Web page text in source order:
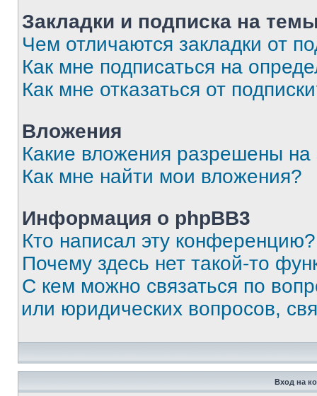
Закладки и подписка на
Чем отличаются закладки от
Как мне подписаться на
Как мне отказаться от
Вложения
Какие вложения разрешены
Как мне найти мои вложения?
Информация о phpBB3
Кто написал эту конференцию?
Почему здесь нет такой-то
С кем можно связаться по
или юридических вопросов,
Вход на